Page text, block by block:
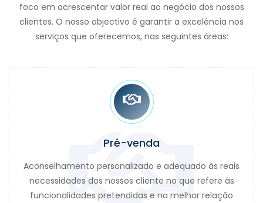
foco em acrescentar valor real ao negócio dos nossos
clientes. O nosso objectivo é garantir a excelência nos
serviços que oferecemos, nas seguintes áreas:
Pré-venda
Aconselhamento personalizado e adequado às reais
necessidades dos nossos cliente no que refere às
funcionalidades pretendidas e na melhor relação